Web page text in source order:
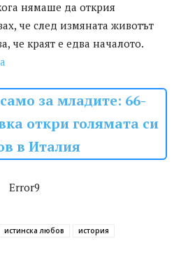
нямаше да открия
че след измяната животът
че краят е едва началото.
за младите: 66-
откри голямата си
в Италия
Error9
истинска любов
история